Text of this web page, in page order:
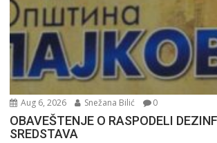
Aug 6, 2026 Snežana Bilić 0
OBAVEŠTENJE O RASPODELI
SREDSTAVA